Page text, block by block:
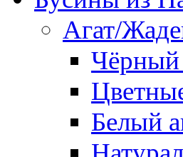
Агат/
Чёрный
Белый